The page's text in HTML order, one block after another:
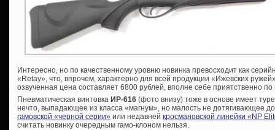
Интересно, но по качественному уровню новинка превосходит как
«Retay», что, впрочем, характерно для всей продукции «Ижевских
озвученная цена составляет 6800 рублей, вполне себе приятственно
Пневматическая винтовка ИР-616 (фото внизу) тоже в основе имеет
нечто, выпадающее из класса «магнум», но малость не дотягивающее
гамовской «черной серии» или недавней кросмановской линейки «NP
считать новинку очередным гамо-клоном нельзя.